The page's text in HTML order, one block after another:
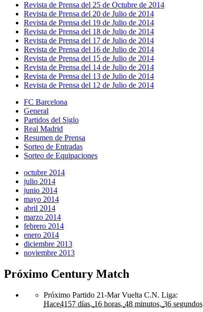
Revista de Prensa del 25 de Octubre de 2014
Revista de Prensa del 20 de Julio de 2014
Revista de Prensa del 19 de Julio de 2014
Revista de Prensa del 18 de Julio de 2014
Revista de Prensa del 17 de Julio de 2014
Revista de Prensa del 16 de Julio de 2014
Revista de Prensa del 15 de Julio de 2014
Revista de Prensa del 14 de Julio de 2014
Revista de Prensa del 13 de Julio de 2014
Revista de Prensa del 12 de Julio de 2014
FC Barcelona
General
Partidos del Siglo
Real Madrid
Resumen de Prensa
Sorteo de Entradas
Sorteo de Equipaciones
octubre 2014
julio 2014
junio 2014
mayo 2014
abril 2014
marzo 2014
febrero 2014
enero 2014
diciembre 2013
noviembre 2013
Próximo Century Match
Próximo Partido 21-Mar Vuelta C.N. Liga:
Hace4157 días, 16 horas, 48 minutos, 36 segundos